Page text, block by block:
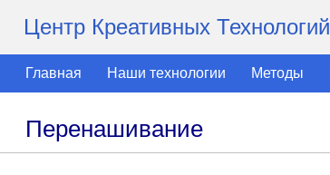
Центр Креативных Технологий
Главная Наши технологии Методы
Перенашивание